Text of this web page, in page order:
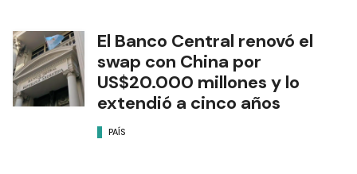
El Banco Central renovó el
swap con China por
US$20.000 millones y lo
extendió a cinco años
PAÍS